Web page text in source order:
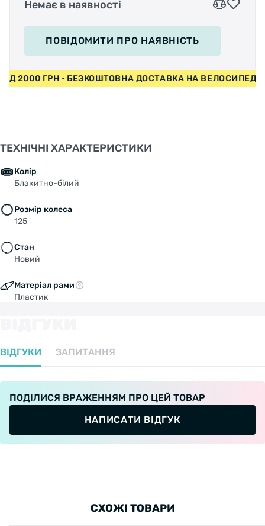
Немає в наявності
ПОВІДОМИТИ ПРО НАЯВНІСТЬ
2000 ГРН • БЕЗКОШТОВНА ДОСТАВКА НА
ТЕХНІЧНІ ХАРАКТЕРИСТИКИ
Колір
Блакитно-білий
Розмір колеса
125
Стан
Новий
Матеріал рами
Пластик
ВІДГУКИ ЗАПИТАННЯ
ПОДІЛИСЯ ВРАЖЕННЯМ ПРО ЦЕЙ ТОВАР
НАПИСАТИ ВІДГУК
СХОЖІ ТОВАРИ